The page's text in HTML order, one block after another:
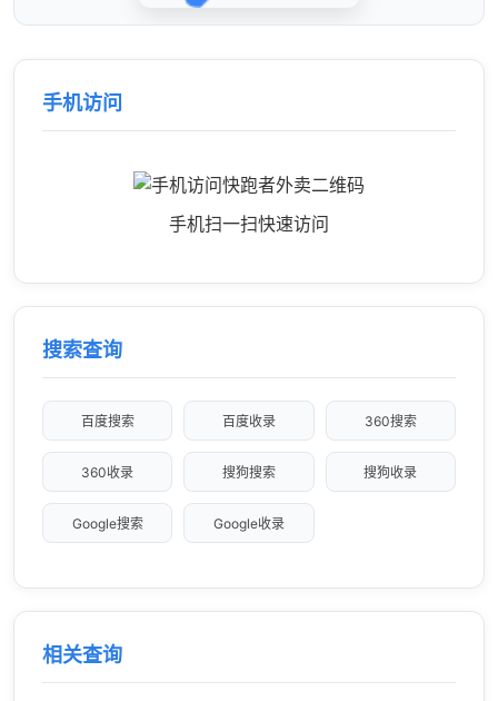
手机访问
手机扫一扫快速访问
搜索查询
百度搜索 百度收录 360搜索
360收录 搜狗搜索 搜狗收录
Google搜索 Google收录
相关查询